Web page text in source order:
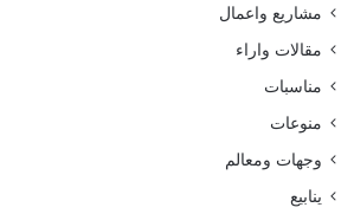
مشاريع واعمال
مقالات واراء
مناسبات
منوعات
وجهات ومعالم
ينابيع